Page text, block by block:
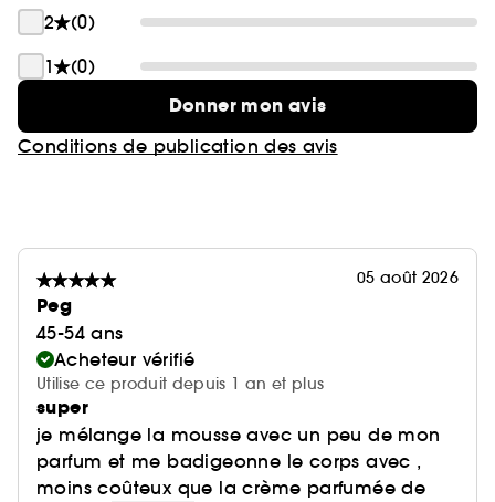
2
(0)
1
(0)
Donner mon avis
Conditions de publication des avis
05 août 2026
Peg
45-54 ans
Acheteur vérifié
Utilise ce produit depuis 1 an et plus
super
je mélange la mousse avec un peu de mon
parfum et me badigeonne le corps avec ,
moins coûteux que la crème parfumée de